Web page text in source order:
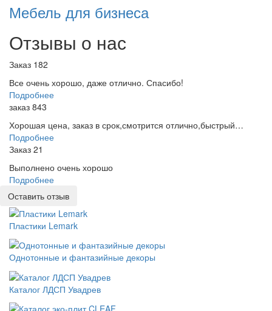
Мебель для бизнеса
Отзывы о нас
Заказ 182
Все очень хорошо, даже отлично. Спасибо!
Подробнее
заказ 843
Хорошая цена, заказ в срок,смотрится отлично,быстрый…
Подробнее
Заказ 21
Выполнено очень хорошо
Подробнее
Оставить отзыв
Пластики Lemark
Однотонные и фантазийные декоры
Каталог ЛДСП Увадрев